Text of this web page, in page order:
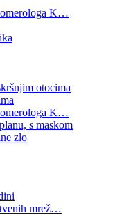
K…
otocima
K…
zlo
mrež…